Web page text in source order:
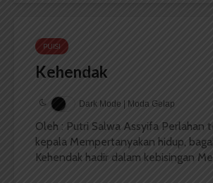
PUISI
Kehendak
Dark Mode | Moda Gelap
Oleh : Putri Salwa Assyifa Perlahan
kepala Mempertanyakan hidup,
Kehendak hadir dalam kebisingan